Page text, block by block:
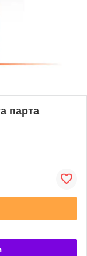
парта